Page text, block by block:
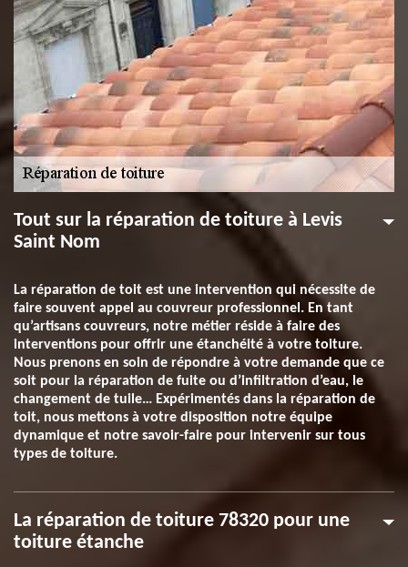
Tout sur la réparation de toiture à Levis
Saint Nom
La réparation de toit est une intervention qui nécessite de
faire souvent appel au couvreur professionnel. En tant
qu’artisans couvreurs, notre métier réside à faire des
interventions pour offrir une étanchéité à votre toiture.
Nous prenons en soin de répondre à votre demande que ce
soit pour la réparation de fuite ou d’infiltration d’eau, le
changement de tuile… Expérimentés dans la réparation de
toit, nous mettons à votre disposition notre équipe
dynamique et notre savoir-faire pour intervenir sur tous
types de toiture.
La réparation de toiture 78320 pour une
toiture étanche